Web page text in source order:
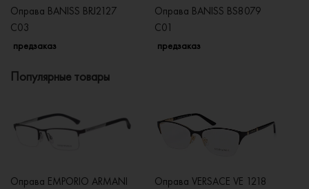
Оправа BANISS BRJ2127
C03
предзаказ
Оправа BANISS BS8079
C01
предзаказ
Популярные товары
Оправа EMPORIO ARMANI
Оправа VERSACE VE 1218